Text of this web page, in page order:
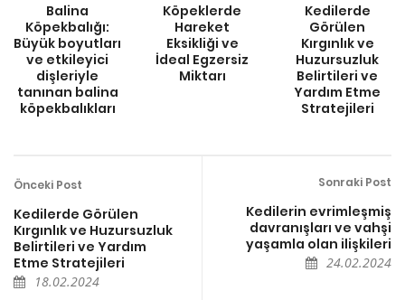
Balina
Köpekbalığı:
Büyük boyutları
ve etkileyici
dişleriyle
tanınan balina
köpekbalıkları
Köpeklerde
Hareket
Eksikliği ve
İdeal Egzersiz
Miktarı
Kedilerde
Görülen
Kırgınlık ve
Huzursuzluk
Belirtileri ve
Yardım Etme
Stratejileri
Önceki Post
Kedilerde Görülen
Kırgınlık ve Huzursuzluk
Belirtileri ve Yardım
Etme Stratejileri
18.02.2024
Sonraki Post
Kedilerin evrimleşmiş
davranışları ve vahşi
yaşamla olan ilişkileri
24.02.2024